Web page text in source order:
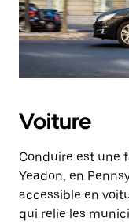
Voiture
Conduire est une
Yeadon, en
accessible en
qui relie les